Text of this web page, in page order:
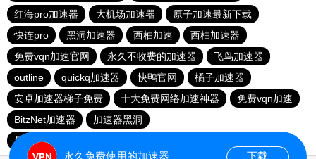
红海pro加速器
大机场加速器
原子加速最新下载
快连pro
黑洞加速器 西柚加速
西柚加速器
免费vqn加速官网
永久不收费的加速器
飞鸟加速器
outline
quickq加速器 快鸭官网
橘子加速器
安卓加速器梯子免费
十大免费网络加速神器
免费vqn加速
BitzNet加速器
加速器黑洞
暴雪vp永久免费加速器下载官网
永久免费使用的加速器 下载